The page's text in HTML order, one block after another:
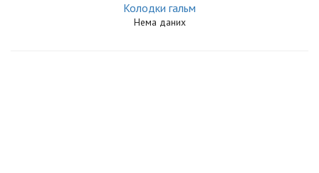
Колодки гальм
Нема даних